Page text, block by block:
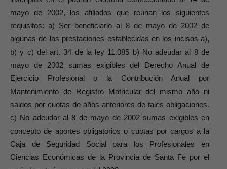
mayo de 2002, los afiliados que reúnan los siguientes
requisitos: a) Ser beneficiario al 8 de mayo de 2002 de
algunas de las prestaciones establecidas en los incisos a),
b) y c) del art. 34 de la ley 11.085 b) No adeudar al 8 de
mayo de 2002 sumas exigibles del Derecho Anual de
Ejercicio Profesional o la Contribución Anual por
Mantenimiento de Registro Matricular del mismo año ni
saldos por cuotas de años anteriores de tales obligaciones.
c) No adeudar al 8 de mayo de 2002 sumas exigibles en
concepto de aportes obligatorios o cuotas por cargos a la
Caja de Seguridad Social para los Profesionales en
Ciencias Económicas de la Provincia de Santa Fe por el